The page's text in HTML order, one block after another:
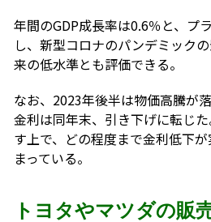
年間のGDP成長率は0.6％と、プ
し、新型コロナのパンデミック
来の低水準とも評価できる。
なお、2023年後半は物価高騰が
金利は同年末、引き下げに転じ
す上で、どの程度まで金利低下
まっている。
トヨタやマツダの販